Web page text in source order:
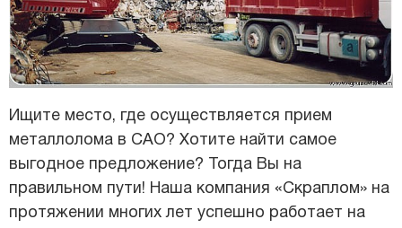
Ищите место, где осуществляется прием
металлолома в САО? Хотите найти самое
выгодное предложение? Тогда Вы на
правильном пути! Наша компания «Скраплом» на
протяжении многих лет успешно работает на